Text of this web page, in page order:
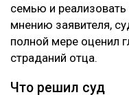
семью и
мнению заявителя,
полной мере оценил
страданий отца.
Что решил суд